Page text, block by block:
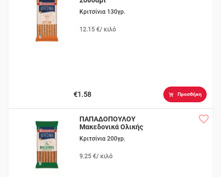
Κριτσίνια 130γρ.
12.15 €/ κιλό
€1.58 Προσθήκη
ΠΑΠΑΔΟΠΟΥΛΟΥ
Μακεδονικά Ολικής
Άλεσης
Κριτσίνια 200γρ.
9.25 €/ κιλό